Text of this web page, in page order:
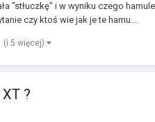
"stłuczkę" i w wyniku czego
czy ktoś wie jak je te hamu...
(i 5 więcej)
?